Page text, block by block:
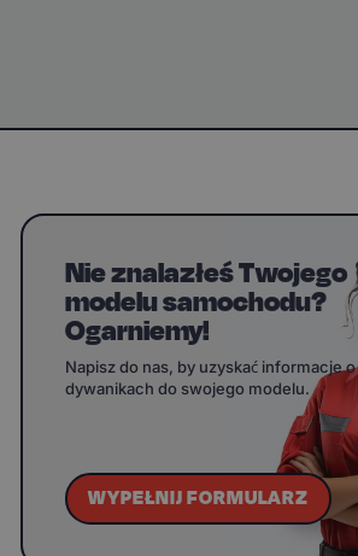
Nie znalazłeś Twojego
modelu samochodu?
Ogarniemy!
Napisz do nas, by uzyskać informacje o
dywanikach do swojego modelu.
WYPEŁNIJ FORMULARZ